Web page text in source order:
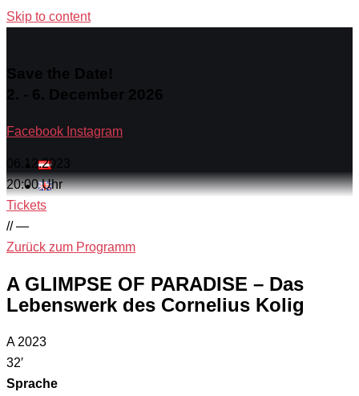
Skip to content
Save the Date!
2. - 6. December 2026
Facebook Instagram
06.12.2023
20:00 Uhr
Tickets
// —
Zurück zum Programm
A GLIMPSE OF PARADISE – Das
Lebenswerk des Cornelius Kolig
A 2023
32′
Sprache